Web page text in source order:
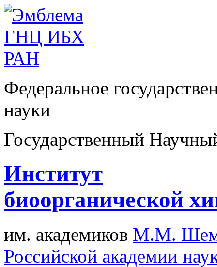
Федеральное
науки
Государственный
Институт
биоорганической
им. академиков М.М.
Российской академии